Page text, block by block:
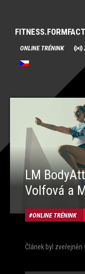
Přeskočit
na
obsah
ONLINE TRÉNINK
LM
Volfová a
ONLINE TRÉNINK
Článek byl zveřejněn